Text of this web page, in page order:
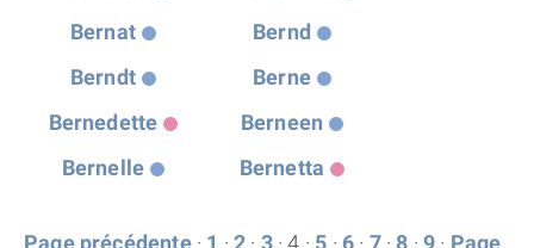
Bernat
Bernd
Berndt
Berne
Bernedette
Berneen
Bernelle
Bernetta
Page précédente· 1 · 2 · 3· 4 · 5 · 6 · 7· 8 ·9 · Page